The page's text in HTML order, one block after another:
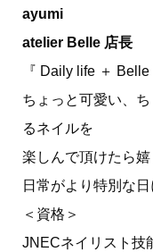
ayumi
atelier Belle 店長
『 Daily life ＋
ちょっと可愛い、
るネイルを
楽しんで頂けたら嬉
日常がより特別な日
＜資格＞
JNECネイリスト技